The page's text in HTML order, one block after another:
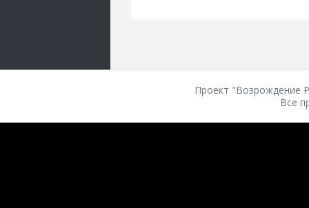
Проект "Возрождение
Все